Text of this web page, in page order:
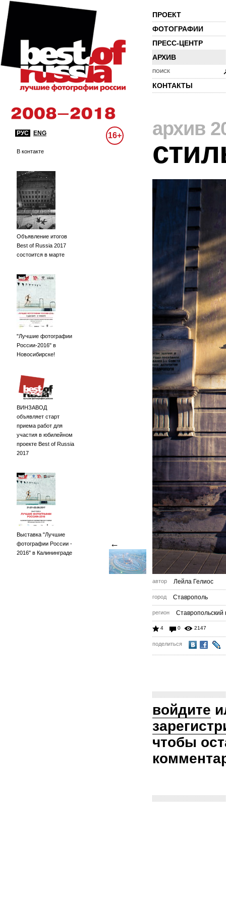
ПРОЕКТ
ФОТОГРАФИИ
ПРЕСС-ЦЕНТР
АРХИВ
ПОИСК
КОНТАКТЫ
РУС ENG 16+
В контакте
Объявление итогов
Best of Russia 2017
состоится в марте
"Лучшие фотографии
России-2016" в
Новосибирске!
ВИНЗАВОД
объявляет старт
приема работ для
участия в юбилейном
проекте Best of Russia
2017
Выставка "Лучшие
фотографии России -
2016" в Калининграде
архив
←
автор Лейла Гелиос
город Ставрополь
регион Ставропольский
4 0 2147
поделиться
войдите
чтобы